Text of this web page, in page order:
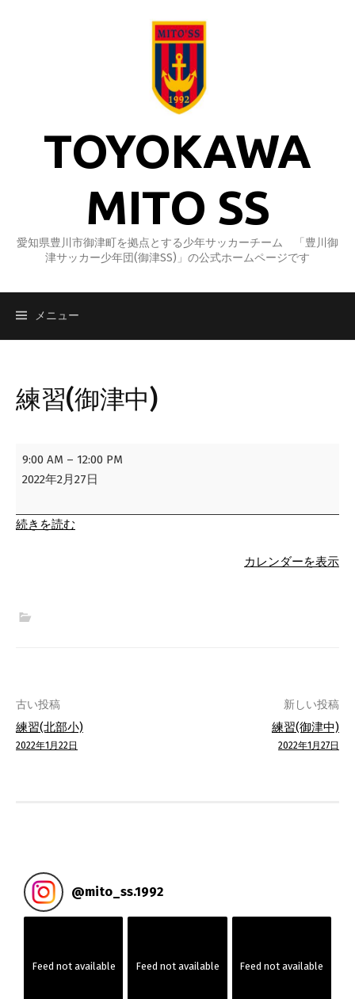
TOYOKAWA
MITO SS
愛知県豊川市御津町を拠点とする少年サッカーチーム 「豊川御
津サッカー少年団(御津SS)」の公式ホームページです
メニュー
練習(御津中)
練
習
津
中)
9:00 AM – 12:00 PM
2022年2月27日
続きを読む
カレンダーを表示
投
稿
ー
シ
ョ
古い投稿
練習(北部小)
2022年1月22日
新しい投稿
練習(御津中)
2022年1月27日
@mito_ss.1992
Feed not available Feed not available Feed not available